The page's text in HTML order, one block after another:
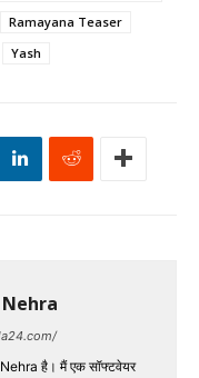
Ramayana Teaser
Yash
है। मैं एक सॉफ्टवेयर